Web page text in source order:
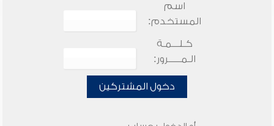
اسم
المستخدم:
كـلـــمـة
الـمـــــرور:
دخول المشتركين